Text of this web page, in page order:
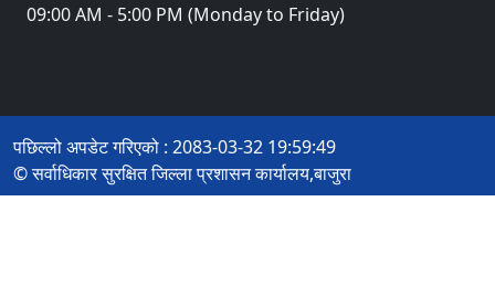
09:00 AM - 5:00 PM (Monday to Friday)
पछिल्लो अपडेट गरिएको : 2083-03-32 19:59:49
© सर्वाधिकार सुरक्षित जिल्ला प्रशासन कार्यालय,बाजुरा